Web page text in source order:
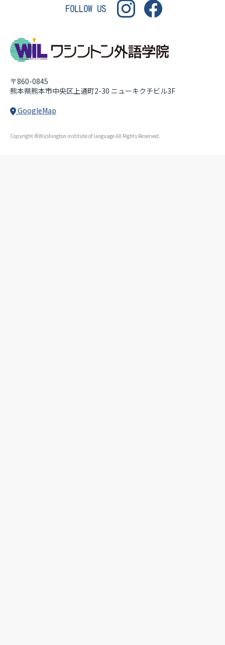
FOLLOW US
〒860-0845
熊本県熊本市中央区上通町2-30 ニューキクチビル3F
GoogleMap
Copyright ©Washington institute of language All Rights Reserved.